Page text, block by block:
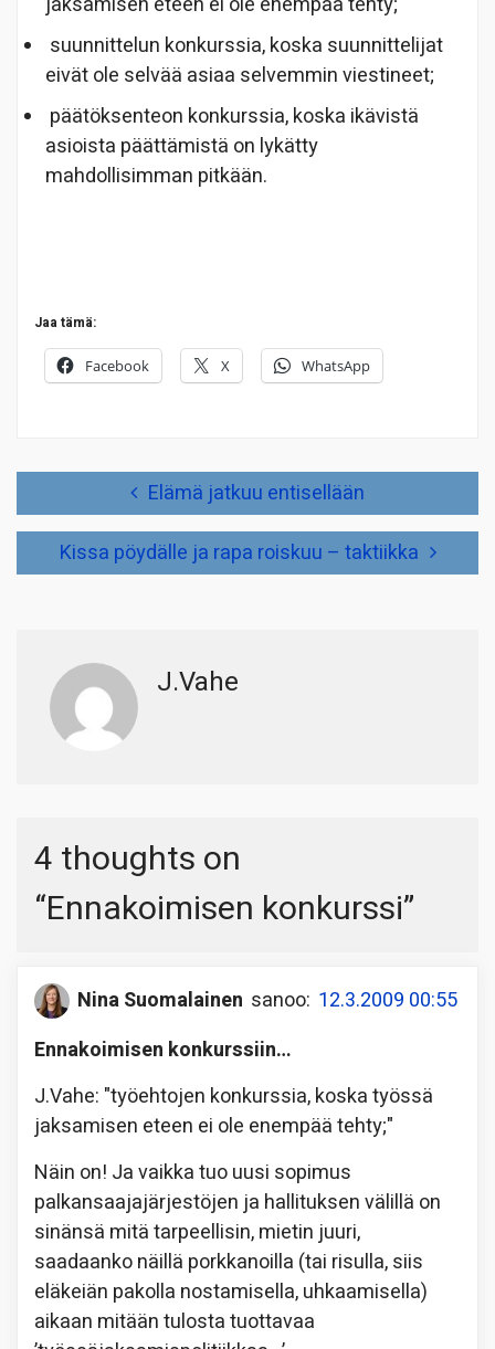
suunnittelun konkurssia, koska suunnittelijat
eivät ole selvää asiaa selvemmin viestineet;
päätöksenteon konkurssia, koska ikävistä
asioista päättämistä on lykätty
mahdollisimman pitkään.
Jaa tämä:
Facebook X WhatsApp
Elämä jatkuu entisellään
Kissa pöydälle ja rapa roiskuu – taktiikka
J.Vahe
4 thoughts on
“Ennakoimisen konkurssi”
Nina Suomalainen sanoo: 12.3.2009 00:55
Ennakoimisen konkurssiin…
J.Vahe: "työehtojen konkurssia, koska työssä
jaksamisen eteen ei ole enempää tehty;"
Näin on! Ja vaikka tuo uusi sopimus
palkansaajajärjestöjen ja hallituksen välillä on
sinänsä mitä tarpeellisin, mietin juuri,
saadaanko näillä porkkanoilla (tai risulla, siis
eläkeiän pakolla nostamisella, uhkaamisella)
aikaan mitään tulosta tuottavaa